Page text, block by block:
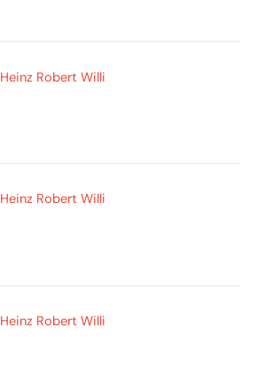
Heinz Robert Willi
Heinz Robert Willi
Heinz Robert Willi